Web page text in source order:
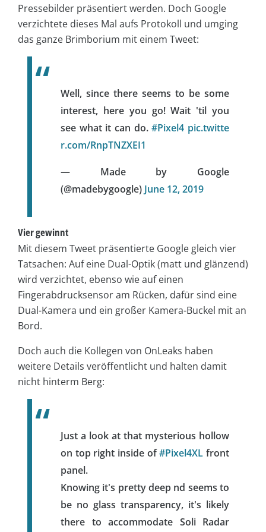
Pressebilder präsentiert werden. Doch Google
verzichtete dieses Mal aufs Protokoll und umging
das ganze Brimborium mit einem Tweet:
Well, since there seems to be some
interest, here you go! Wait 'til you
see what it can do.#Pixel4 pic.twitte
r.com/RnpTNZXEI1
— Made by Google
(@madebygoogle) June 12, 2019
Vier gewinnt
Mit diesem Tweet präsentierte Google gleich vier
Tatsachen: Auf eine Dual-Optik (matt und glänzend)
wird verzichtet, ebenso wie auf einen
Fingerabdrucksensor am Rücken, dafür sind eine
Dual-Kamera und ein großer Kamera-Buckel mit an
Bord.
Doch auch die Kollegen von OnLeaks haben
weitere Details veröffentlicht und halten damit
nicht hinterm Berg:
Just a look at that mysterious hollow
on top right inside of#Pixel4XL front
panel.
Knowing it's pretty deep nd seems to
be no glass transparency, it's likely
there to accommodate Soli Radar